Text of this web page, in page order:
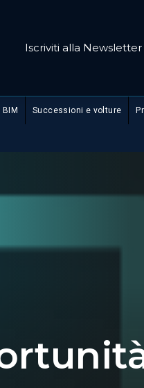
Iscriviti alla Newsletter
BIM Successioni e volture